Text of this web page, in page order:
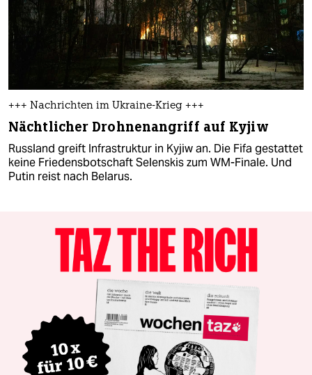
+++ Nachrichten im Ukraine-Krieg +++
Nächtlicher Drohnenangriff auf Kyjiw
Russland greift Infrastruktur in Kyjiw an. Die Fifa gestattet
keine Friedensbotschaft Selenskis zum WM-Finale. Und
Putin reist nach Belarus.